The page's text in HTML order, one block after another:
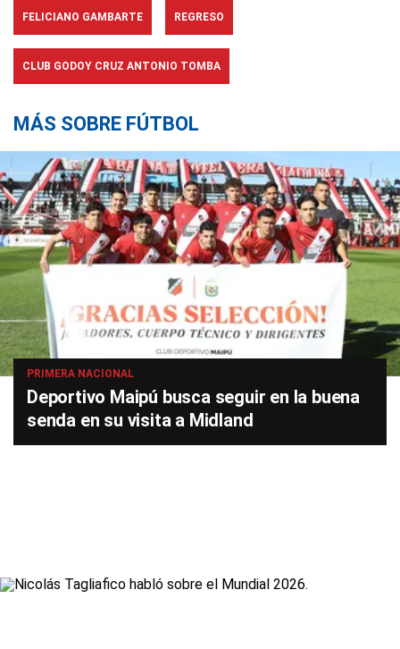
FELICIANO GAMBARTE REGRESO
CLUB GODOY CRUZ ANTONIO TOMBA
MÁS SOBRE FÚTBOL
PRIMERA NACIONAL
Deportivo Maipú busca seguir en la buena
senda en su visita a Midland